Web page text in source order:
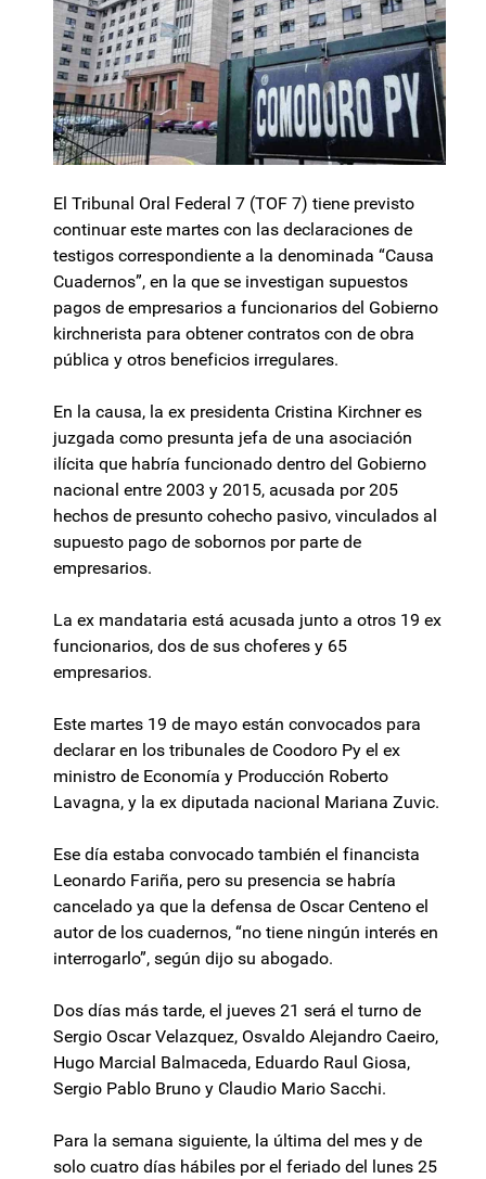
El Tribunal Oral Federal 7 (TOF 7) tiene previsto
continuar este martes con las declaraciones de
testigos correspondiente a la denominada “Causa
Cuadernos”, en la que se investigan supuestos
pagos de empresarios a funcionarios del Gobierno
kirchnerista para obtener contratos con de obra
pública y otros beneficios irregulares.
En la causa, la ex presidenta Cristina Kirchner es
juzgada como presunta jefa de una asociación
ilícita que habría funcionado dentro del Gobierno
nacional entre 2003 y 2015, acusada por 205
hechos de presunto cohecho pasivo, vinculados al
supuesto pago de sobornos por parte de
empresarios.
La ex mandataria está acusada junto a otros 19 ex
funcionarios, dos de sus choferes y 65
empresarios.
Este martes 19 de mayo están convocados para
declarar en los tribunales de Coodoro Py el ex
ministro de Economía y Producción Roberto
Lavagna, y la ex diputada nacional Mariana Zuvic.
Ese día estaba convocado también el financista
Leonardo Fariña, pero su presencia se habría
cancelado ya que la defensa de Oscar Centeno el
autor de los cuadernos, “no tiene ningún interés en
interrogarlo”, según dijo su abogado.
Dos días más tarde, el jueves 21 será el turno de
Sergio Oscar Velazquez, Osvaldo Alejandro Caeiro,
Hugo Marcial Balmaceda, Eduardo Raul Giosa,
Sergio Pablo Bruno y Claudio Mario Sacchi.
Para la semana siguiente, la última del mes y de
solo cuatro días hábiles por el feriado del lunes 25